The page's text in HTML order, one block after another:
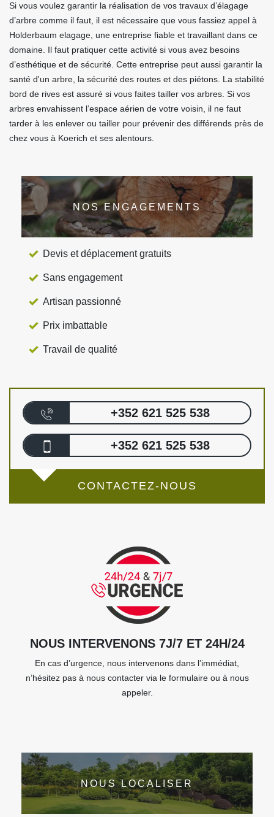
Si vous voulez garantir la réalisation de vos travaux d’élagage
d’arbre comme il faut, il est nécessaire que vous fassiez appel à
Holderbaum elagage, une entreprise fiable et travaillant dans ce
domaine. Il faut pratiquer cette activité si vous avez besoins
d’esthétique et de sécurité. Cette entreprise peut aussi garantir la
santé d'un arbre, la sécurité des routes et des piétons. La stabilité
bord de rives est assuré si vous faites tailler vos arbres. Si vos
arbres envahissent l’espace aérien de votre voisin, il ne faut
tarder à les enlever ou tailler pour prévenir des différends près de
chez vous à Koerich et ses alentours.
NOS ENGAGEMENTS
Devis et déplacement gratuits
Sans engagement
Artisan passionné
Prix imbattable
Travail de qualité
+352 621 525 538
+352 621 525 538
CONTACTEZ-NOUS
NOUS INTERVENONS 7J/7 ET 24H/24
En cas d’urgence, nous intervenons dans l’immédiat,
n’hésitez pas à nous contacter via le formulaire ou à nous
appeler.
NOUS LOCALISER